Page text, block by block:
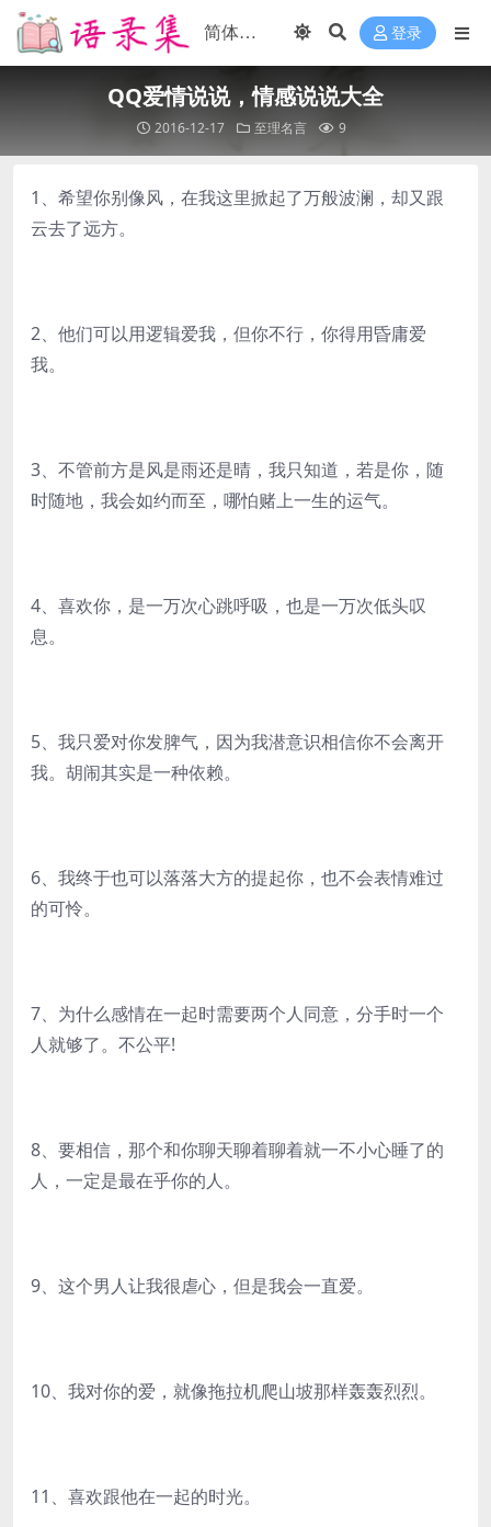
登录
QQ爱情说说，情感说说大全
2016-12-17 至理名言 9
1、希望你别像风，在我这里掀起了万般波澜，却又跟
云去了远方。
2、他们可以用逻辑爱我，但你不行，你得用昏庸爱
我。
3、不管前方是风是雨还是晴，我只知道，若是你，随
时随地，我会如约而至，哪怕赌上一生的运气。
4、喜欢你，是一万次心跳呼吸，也是一万次低头叹
息。
5、我只爱对你发脾气，因为我潜意识相信你不会离开
我。胡闹其实是一种依赖。
6、我终于也可以落落大方的提起你，也不会表情难过
的可怜。
7、为什么感情在一起时需要两个人同意，分手时一个
人就够了。不公平!
8、要相信，那个和你聊天聊着聊着就一不小心睡了的
人，一定是最在乎你的人。
9、这个男人让我很虐心，但是我会一直爱。
10、我对你的爱，就像拖拉机爬山坡那样轰轰烈烈。
11、喜欢跟他在一起的时光。